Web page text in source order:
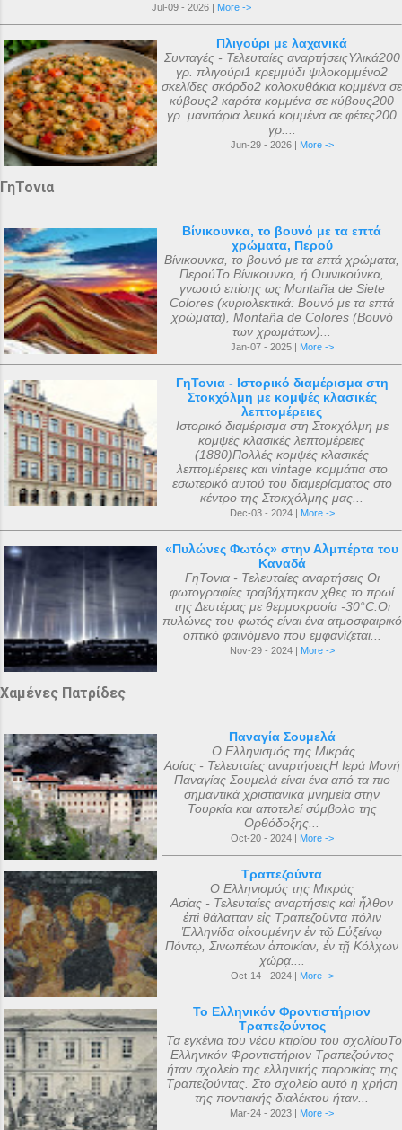
Jul-09 - 2026 | More ->
Πλιγούρι με λαχανικά
Συνταγές - Τελευταίες αναρτήσειςΥλικά200
γρ. πλιγούρι1 κρεμμύδι ψιλοκομμένο2
σκελίδες σκόρδο2 κολοκυθάκια κομμένα σε
κύβους2 καρότα κομμένα σε κύβους200
γρ. μανιτάρια λευκά κομμένα σε φέτες200
γρ....
Jun-29 - 2026 | More ->
ΓηΤονια
Βίνικουνκα, το βουνό με τα επτά
χρώματα, Περού
Βίνικουνκα, το βουνό με τα επτά χρώματα,
ΠερούΤο Βίνικουνκα, ή Ουινικούνκα,
γνωστό επίσης ως Montaña de Siete
Colores (κυριολεκτικά: Βουνό με τα επτά
χρώματα), Montaña de Colores (Βουνό
των χρωμάτων)...
Jan-07 - 2025 | More ->
ΓηΤονια - Ιστορικό διαμέρισμα στη
Στοκχόλμη με κομψές κλασικές
λεπτομέρειες
Ιστορικό διαμέρισμα στη Στοκχόλμη με
κομψές κλασικές λεπτομέρειες
(1880)Πολλές κομψές κλασικές
λεπτομέρειες και vintage κομμάτια στο
εσωτερικό αυτού του διαμερίσματος στο
κέντρο της Στοκχόλμης μας...
Dec-03 - 2024 | More ->
«Πυλώνες Φωτός» στην Αλμπέρτα του
Καναδά
ΓηΤονια - Τελευταίες αναρτήσεις Οι
φωτογραφίες τραβήχτηκαν χθες το πρωί
της Δευτέρας με θερμοκρασία -30°C.Οι
πυλώνες του φωτός είναι ένα ατμοσφαιρικό
οπτικό φαινόμενο που εμφανίζεται...
Nov-29 - 2024 | More ->
Χαμένες Πατρίδες
Παναγία Σουμελά
Ο Ελληνισμός της Μικράς
Ασίας - Τελευταίες αναρτήσειςΗ Ιερά Μονή
Παναγίας Σουμελά είναι ένα από τα πιο
σημαντικά χριστιανικά μνημεία στην
Τουρκία και αποτελεί σύμβολο της
Ορθόδοξης...
Oct-20 - 2024 | More ->
Τραπεζούντα
Ο Ελληνισμός της Μικράς
Ασίας - Τελευταίες αναρτήσεις καὶ ἦλθον
ἐπὶ θάλατταν εἰς Τραπεζοῦντα πόλιν
Ἑλληνίδα οἰκουμένην ἐν τῷ Εὐξείνῳ
Πόντῳ, Σινωπέων ἀποικίαν, ἐν τῇ Κόλχων
χώρᾳ....
Oct-14 - 2024 | More ->
Το Ελληνικόν Φροντιστήριον
Τραπεζούντος
Τα εγκένια του νέου κτιρίου του σχολίουΤο
Ελληνικόν Φροντιστήριον Τραπεζούντος
ήταν σχολείο της ελληνικής παροικίας της
Τραπεζούντας. Στο σχολείο αυτό η χρήση
της ποντιακής διαλέκτου ήταν...
Mar-24 - 2023 | More ->